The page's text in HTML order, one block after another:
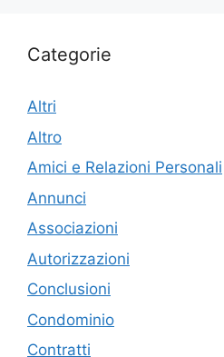
Categorie
Altri
Altro
Amici e Relazioni Personali
Annunci
Associazioni
Autorizzazioni
Conclusioni
Condominio
Contratti